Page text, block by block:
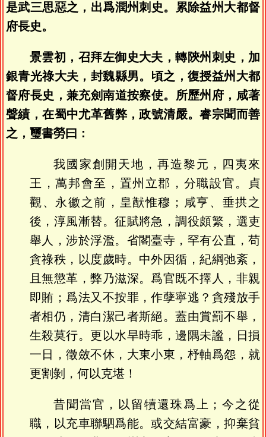
是武三思惡之，出爲潤州刺史。累除益州大都督
府長史。
景雲初，召拜左御史大夫，轉陝州刺史，加
銀青光祿大夫，封魏縣男。頃之，復授益州大都
督府長史，兼充劍南道按察使。所歷州府，咸著
聲績，在蜀中尤革舊弊，政號清嚴。睿宗聞而善
之，璽書勞曰：
我國家創開天地，再造黎元，四夷來
王，萬邦會至，置州立郡，分職設官。貞
觀、永徽之前，皇猷惟穆；咸亨、垂拱之
後，淳風漸替。征賦將急，調役頗繁，選吏
舉人，涉於浮濫。省閣臺寺，罕有公直，苟
貪祿秩，以度歲時。中外因循，紀綱弛紊，
且無懲革，弊乃滋深。爲官既不擇人，非親
即賄；爲法又不按罪，作孽寧逃？貪殘放手
者相仍，清白潔己者斯絕。蓋由賞罰不舉，
生殺莫行。更以水旱時乖，邊隅未謐，日損
一日，徵斂不休，大東小東，杼軸爲怨，就
更割剝，何以克堪！
昔聞當官，以留犢還珠爲上；今之從
職，以充車聯駟爲能。或交結富豪，抑棄貧